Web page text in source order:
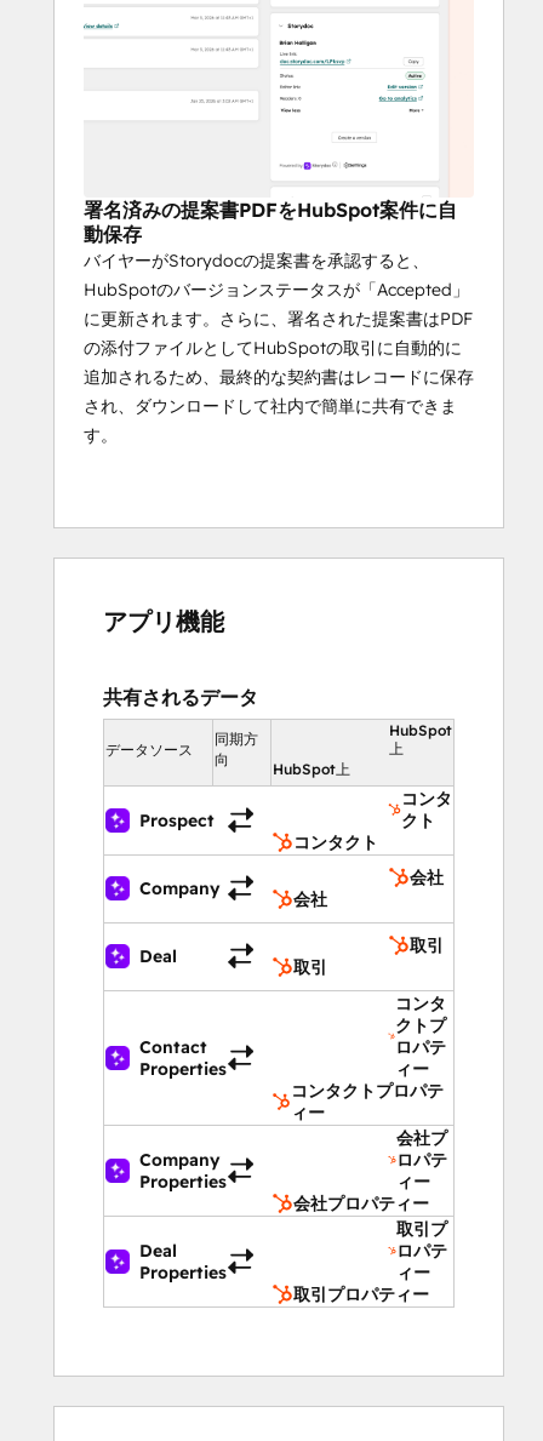
署名済みの提案書PDFをHubSpot案件に自
動保存
バイヤーがStorydocの提案書を承認すると、
HubSpotのバージョンステータスが「Accepted」
に更新されます。さらに、署名された提案書はPDF
の添付ファイルとしてHubSpotの取引に自動的に
追加されるため、最終的な契約書はレコードに保存
され、ダウンロードして社内で簡単に共有できま
す。
アプリ機能
共有されるデータ
データソース
同期方
向
HubSpot
上
HubSpot上
Prospect
コンタ
クト
コンタクト
Company
会社
会社
Deal
取引
取引
Contact
Properties
コンタ
クトプ
ロパテ
ィー
コンタクトプロパテ
ィー
Company
Properties
会社プ
ロパテ
ィー
会社プロパティー
Deal
Properties
取引プ
ロパテ
ィー
取引プロパティー